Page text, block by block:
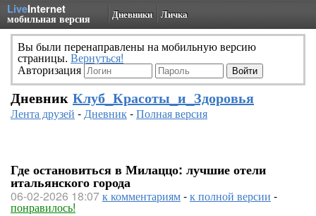
LiveInternet
мобильная версия Дневники Личка
Вы были перенаправлены на мобильную версию
страницы. Вернуться!
Авторизация
Дневник Клуб_Красоты_и_Здоровья
Лента друзей -Дневник-Полная версия
Где остановиться в Милаццо: лучшие отели
итальянского города
06-02-2026 18:07к комментариям-к полной версии -
понравилось!